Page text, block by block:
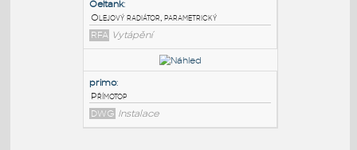
DWG
Vytápění
RadiatorM:
Radiátor malý
RFA Vytápění